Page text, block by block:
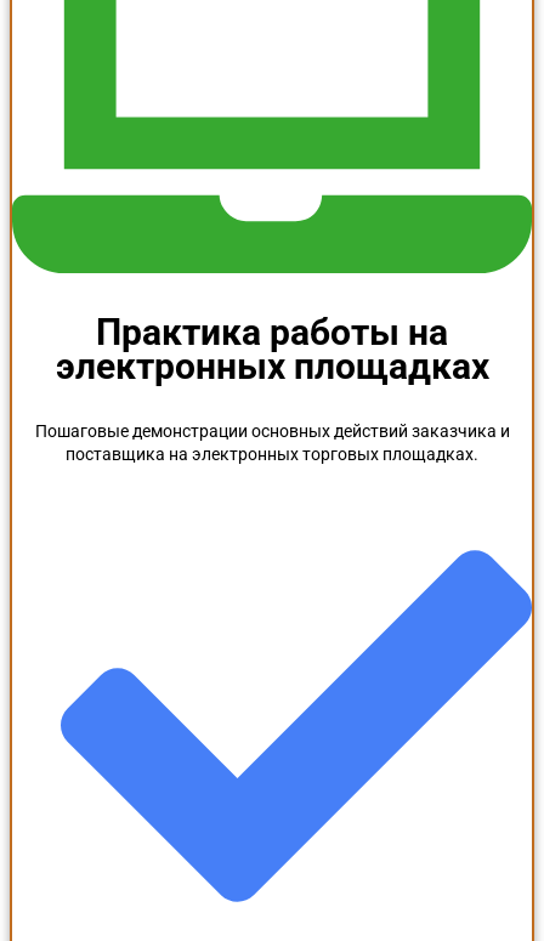
Практика работы на
электронных площадках
Пошаговые демонстрации основных действий заказчика и
поставщика на электронных торговых площадках.